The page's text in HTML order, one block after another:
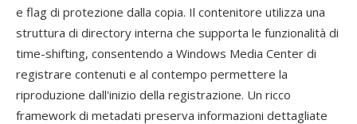
e flag di protezione dalla copia. Il contenitore utilizza una
struttura di directory interna che supporta le funzionalità di
time-shifting, consentendo a Windows Media Center di
registrare contenuti e al contempo permettere la
riproduzione dall'inizio della registrazione. Un ricco
framework di metadati preserva informazioni dettagliate